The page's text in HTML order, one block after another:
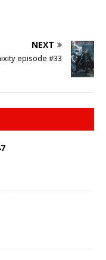
NEXT
episode #33